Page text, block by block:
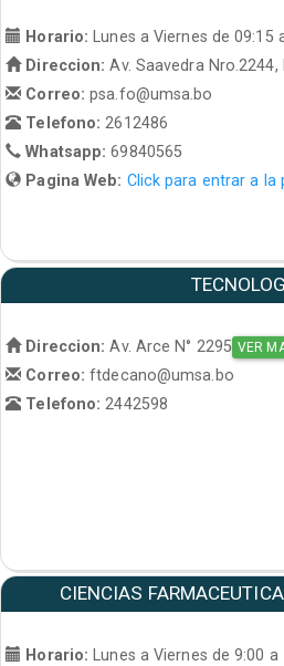
Horario: Lunes a Viernes de 09:15
Direccion: Av. Saavedra
Correo:psa.fo@umsa.bo
Telefono:2612486
Whatsapp:69840565
Pagina Web: Click para entrar a la
Direccion: Av. Arce N° 2295 VER
Correo:ftdecano@umsa.bo
Telefono: 2442598
CIENCIAS
Horario: Lunes a Viernes de 9:00